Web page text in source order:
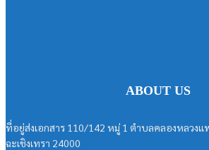
ABOUT US
ที่อยู่ส่งเอกสาร 110/142 หมู่ 1 ตำบลคลองหลวงแพ่
ฉะเชิงเทรา 24000